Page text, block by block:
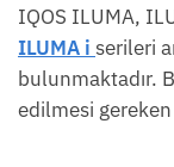
IQOS ILUMA,
ILUMA i serileri
bulunmaktadır.
edilmesi